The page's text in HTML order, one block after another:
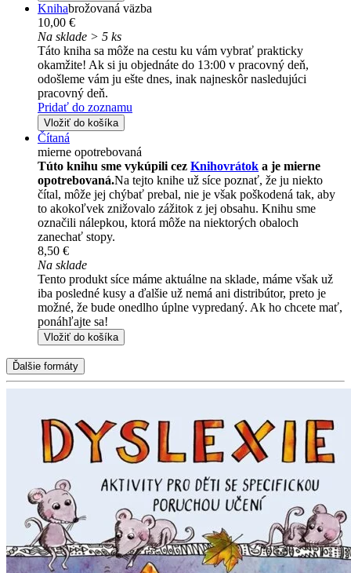
Knihabrožovaná väzba
10,00 €
Na sklade > 5 ks
Táto kniha sa môže na cestu ku vám vybrať prakticky
okamžite! Ak si ju objednáte do 13:00 v pracovný deň,
odošleme vám ju ešte dnes, inak najneskôr nasledujúci
pracovný deň.
Pridať do zoznamu
Vložiť do košíka
Čítaná
mierne opotrebovaná
Túto knihu sme vykúpili cez Knihovrátok a je mierne
opotrebovaná.Na tejto knihe už síce poznať, že ju niekto
čítal, môže jej chýbať prebal, nie je však poškodená tak, aby
to akokoľvek znižovalo zážitok z jej obsahu. Knihu sme
označili nálepkou, ktorá môže na niektorých obaloch
zanechať stopy.
8,50 €
Na sklade
Tento produkt síce máme aktuálne na sklade, máme však už
iba posledné kusy a ďalšie už nemá ani distribútor, preto je
možné, že bude onedlho úplne vypredaný. Ak ho chcete mať,
ponáhľajte sa!
Vložiť do košíka
Ďalšie formáty